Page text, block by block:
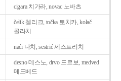
cigara 치가라, novac 노바츠
čelik 첼리크, točka 토치카, kolač
콜라치
naći 나치, sestrić 세스트리치
desno 데스노, drvo 드르보, medved
메드베드